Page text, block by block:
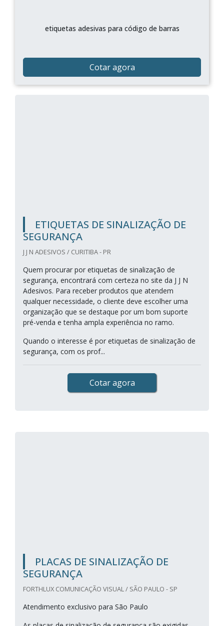
etiquetas adesivas para código de barras
Cotar agora
ETIQUETAS DE SINALIZAÇÃO DE
SEGURANÇA
J J N ADESIVOS / CURITIBA - PR
Quem procurar por etiquetas de sinalização de
segurança, encontrará com certeza no site da J J N
Adesivos. Para receber produtos que atendem
qualquer necessidade, o cliente deve escolher uma
organização que se destaque por um bom suporte
pré-venda e tenha ampla experiência no ramo.
Quando o interesse é por etiquetas de sinalização de
segurança, com os prof...
Cotar agora
PLACAS DE SINALIZAÇÃO DE
SEGURANÇA
FORTHLUX COMUNICAÇÃO VISUAL / SÃO PAULO - SP
Atendimento exclusivo para São Paulo